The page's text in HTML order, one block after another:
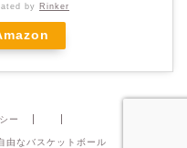
by Rinker
ー
なバスケットボール